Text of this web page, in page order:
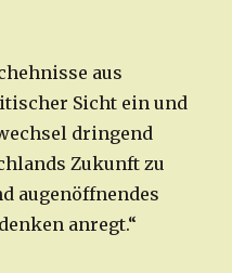
aus
Sicht ein und
dringend
Zukunft zu
augenöffnendes
anregt.“